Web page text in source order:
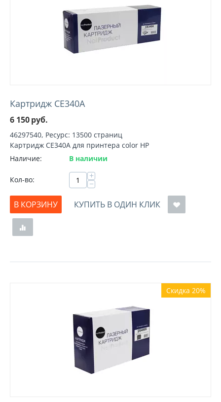
Картридж CE340A
6 150руб.
46297540, Ресурс: 13500 страниц
Картридж CE340A для принтера color HP
Наличие:
В наличии
Кол-во: +
−
В КОРЗИНУ
КУПИТЬ В ОДИН КЛИК
Скидка 20%